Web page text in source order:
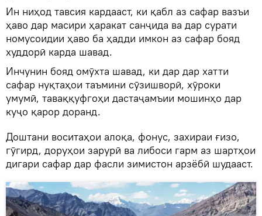
Ин ниҳод тавсия кардааст, ки қабл аз сафар вазъи
ҳаво дар масири ҳаракат санҷида ва дар сурати
номусоидии ҳаво ба ҳадди имкон аз сафар бояд
худдорӣ карда шавад.
Инчунин бояд омӯхта шавад, ки дар дар хатти
сафар нуқтаҳои таъмини сӯзишворӣ, хӯроки
умумӣ, таваққуфгоҳи дастаҷамъии мошинҳо дар
куҷо қарор доранд.
Доштани воситаҳои алоқа, фонус, захираи ғизо,
гӯгирд, доруҳои зарурӣ ва либоси гарм аз шартҳои
дигари сафар дар фасли зимистон арзёбӣ шудааст.